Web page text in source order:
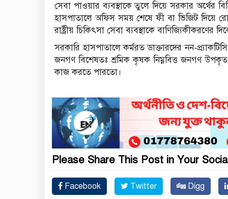
সেবা পাওয়ার ব্যবস্থাকে তুলে দিয়ে সরকার অর্থের
হাসপাতালে অফিস সময় শেষে ফী বা ভিজিট দিয়ে
রাষ্ট্রীয় চিকিৎসা সেবা ব্যবস্থাকে বাণিজ্যিকীকরণের
সরকারি হাসপাতালে কর্মরত ডাক্তারদের নন-
জনগণ বিশেষতঃ শ্রমিক কৃষক নিম্নবিত্ত জনগণ উপকৃত
কাজ করতে পারতো।
Please Share This Post in Your
Facebook Twitter Digg